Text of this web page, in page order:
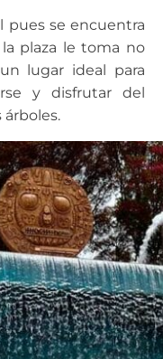
pues se encuentra
plaza le toma no
lugar ideal para
y disfrutar del